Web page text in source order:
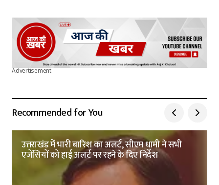
Advertisement
Recommended for You
उत्तराखंड में भारी बारिश का अलर्ट, सीएम धामी ने सभी
एजेंसियों को हाई अलर्ट पर रहने के दिए निर्देश